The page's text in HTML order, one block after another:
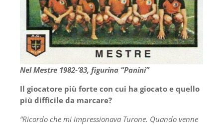
Nel Mestre 1982-’83, figurina “Panini”
Il giocatore più forte con cui ha giocato e quello
più difficile da marcare?
“Ricordo che mi impressionava Turone. Quando venne